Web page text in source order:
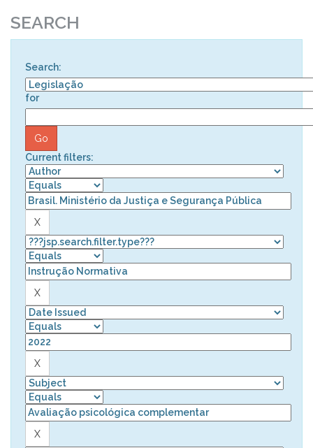
SEARCH
Search:
for
Current filters: